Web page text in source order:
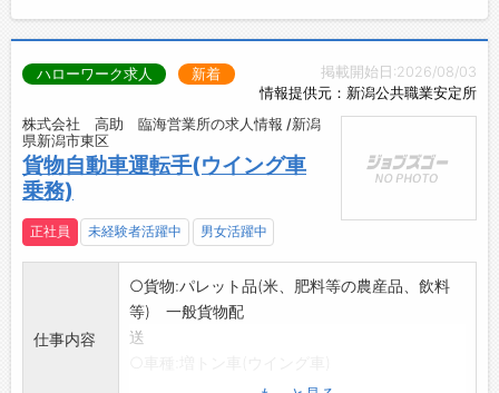
掲載開始日:2026/08/03
情報提供元：新潟公共職業安定所
ハローワーク求人 新着
株式会社 高助 臨海営業所の求人情報 /新潟
県新潟市東区
貨物自動車運転手(ウイング車
乗務)
正社員 未経験者活躍中 男女活躍中
仕事内容
○貨物:パレット品(米、肥料等の農産品、飲料
等) 一般貨物配
送
○配送エリア:県内全域、近県(福島、宮城)、